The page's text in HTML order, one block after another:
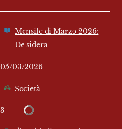
Mensile di Marzo 2026:
De sidera
05/03/2026
Società
3